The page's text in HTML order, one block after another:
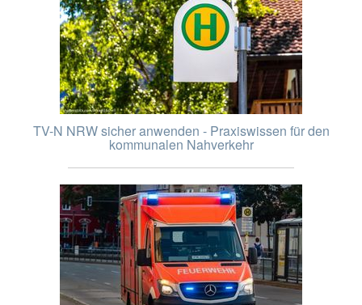
TV-N NRW sicher anwenden - Praxiswissen für den
kommunalen Nahverkehr